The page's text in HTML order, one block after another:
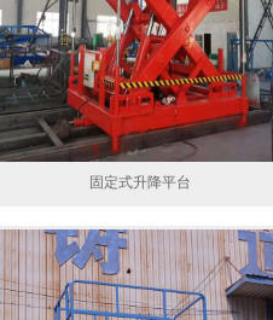
固定式升降平台